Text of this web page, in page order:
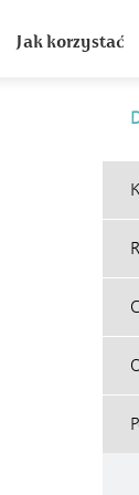
Jak korzystać